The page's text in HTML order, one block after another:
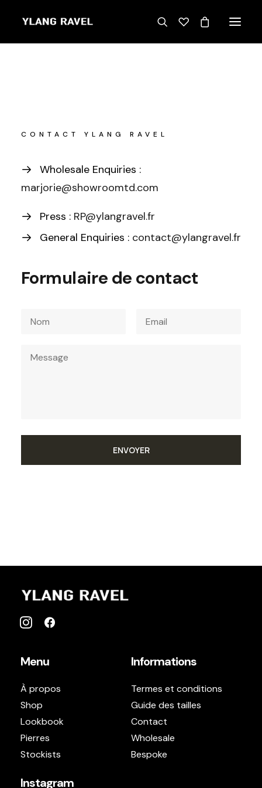
CONTACT YLANG RAVEL
Wholesale Enquiries :
marjorie@showroomtd.com
Press : RP@ylangravel.fr
General Enquiries : contact@ylangravel.fr
Formulaire de contact
Menu
À propos
Shop
Lookbook
Pierres
Stockists
Informations
Termes et conditions
Guide des tailles
Contact
Wholesale
Bespoke
Instagram